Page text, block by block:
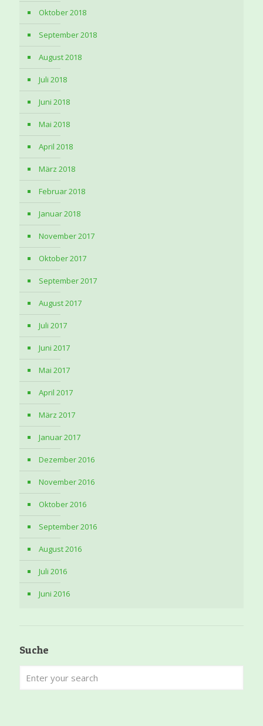
Oktober 2018
September 2018
August 2018
Juli 2018
Juni 2018
Mai 2018
April 2018
März 2018
Februar 2018
Januar 2018
November 2017
Oktober 2017
September 2017
August 2017
Juli 2017
Juni 2017
Mai 2017
April 2017
März 2017
Januar 2017
Dezember 2016
November 2016
Oktober 2016
September 2016
August 2016
Juli 2016
Juni 2016
Suche